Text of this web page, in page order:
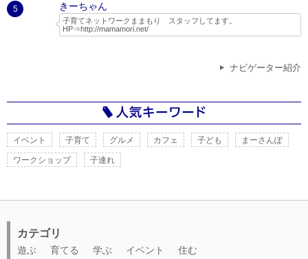
でいろいろ調べたり、実際に行ったりしてちょっとしたレポートやブ
ログを書いています。
5 きーちゃん
子育てネットワークままもり スタッフしてます。
HP⇒http://mamamori.net/
また、ままもりでは木のおもちゃ広場をはじめ、自然活動等、子供に
なんでも体験させてみよう！といった考えで定期的なイベントを開催
http://www.tsukubaexpress-ibaraki.jp/interview/vol25.html
ナビゲーター紹介
イベント 子育て グルメ カフェ 子ども まーさんぽ
ワークショップ 子連れ
カテゴリ
遊ぶ 育てる 学ぶ イベント 住む